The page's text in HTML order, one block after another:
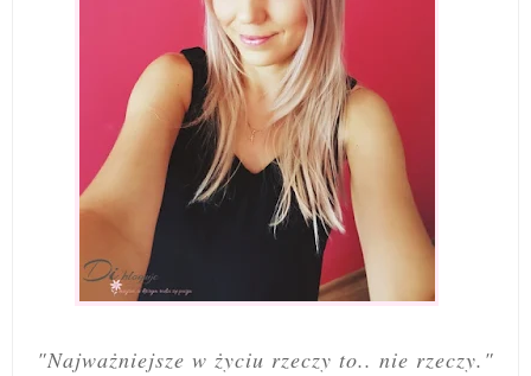
"Najważniejsze w życiu rzeczy to.. nie rzeczy."